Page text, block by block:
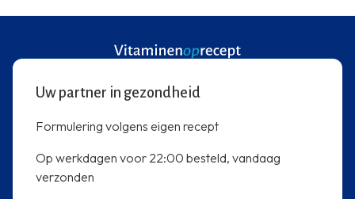
Uw partner in gezondheid
Formulering volgens eigen recept
Op werkdagen voor 22:00 besteld, vandaag
verzonden